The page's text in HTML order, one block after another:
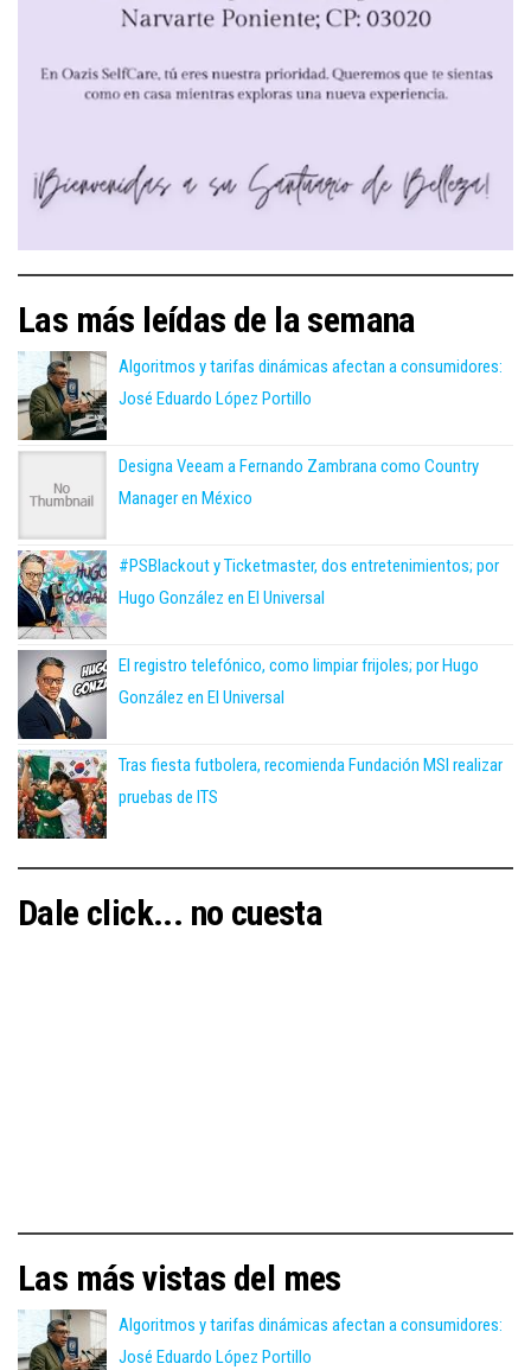
Las más leídas de la semana
Algoritmos y tarifas dinámicas afectan a consumidores:
José Eduardo López Portillo
Designa Veeam a Fernando Zambrana como Country
Manager en México
#PSBlackout y Ticketmaster, dos entretenimientos; por
Hugo González en El Universal
El registro telefónico, como limpiar frijoles; por Hugo
González en El Universal
Tras fiesta futbolera, recomienda Fundación MSI realizar
pruebas de ITS
Dale click... no cuesta
Las más vistas del mes
Algoritmos y tarifas dinámicas afectan a consumidores:
José Eduardo López Portillo